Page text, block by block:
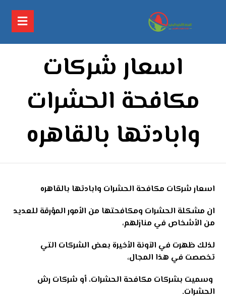
اسعار شركات
مكافحة الحشرات
وابادتها بالقاهره
اسعار شركات مكافحة الحشرات وابادتها بالقاهره
ان مشكلة الحشرات ومكافحتها من الأمور المؤرقة للعديد
من الأشخاص في منازلهم،
لذلك ظهرت في الآونة الأخيرة بعض الشركات التي
تخصصت في هذا المجال،
وسميت بشركات مكافحة الحشرات، أو شركات رش
الحشرات.